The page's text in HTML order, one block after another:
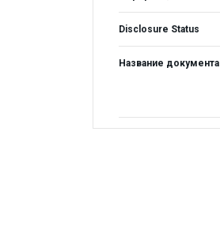
Disclosure Status
Название документа